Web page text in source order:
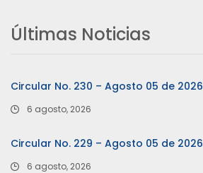
Últimas Noticias
Circular No. 230 – Agosto 05 de 2026
6 agosto, 2026
Circular No. 229 – Agosto 05 de 2026
6 agosto, 2026